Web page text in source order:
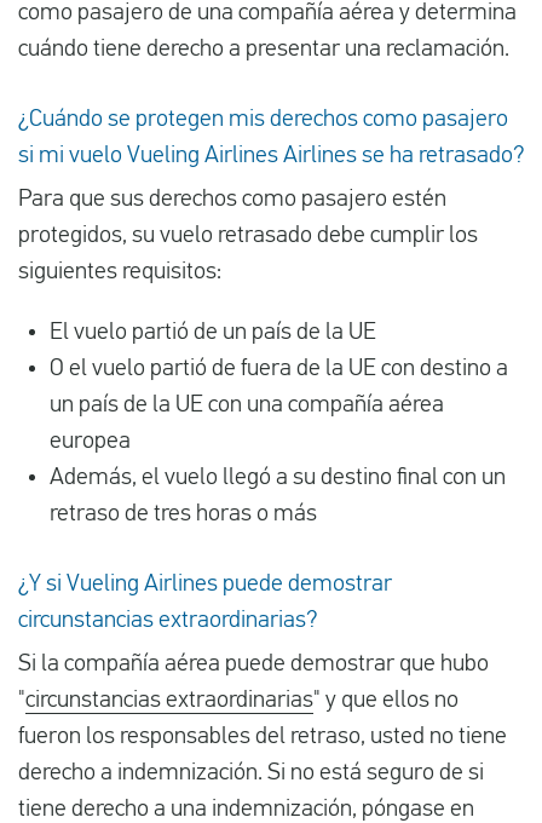
como pasajero de una compañía aérea y determina
cuándo tiene derecho a presentar una reclamación.
¿Cuándo se protegen mis derechos como pasajero
si mi vuelo Vueling Airlines Airlines se ha retrasado?
Para que sus derechos como pasajero estén
protegidos, su vuelo retrasado debe cumplir los
siguientes requisitos:
El vuelo partió de un país de la UE
O el vuelo partió de fuera de la UE con destino a
un país de la UE con una compañía aérea
europea
Además, el vuelo llegó a su destino final con un
retraso de tres horas o más
¿Y si Vueling Airlines puede demostrar
circunstancias extraordinarias?
Si la compañía aérea puede demostrar que hubo
"circunstancias extraordinarias" y que ellos no
fueron los responsables del retraso, usted no tiene
derecho a indemnización. Si no está seguro de si
tiene derecho a una indemnización, póngase en